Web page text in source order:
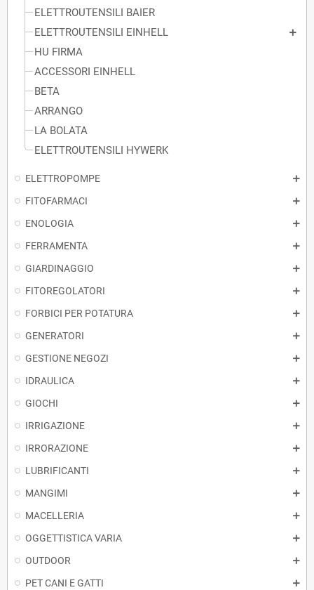
ELETTROUTENSILI BAIER
ELETTROUTENSILI EINHELL
HU FIRMA
ACCESSORI EINHELL
BETA
ARRANGO
LA BOLATA
ELETTROUTENSILI HYWERK
ELETTROPOMPE
FITOFARMACI
ENOLOGIA
FERRAMENTA
GIARDINAGGIO
FITOREGOLATORI
FORBICI PER POTATURA
GENERATORI
GESTIONE NEGOZI
IDRAULICA
GIOCHI
IRRIGAZIONE
IRRORAZIONE
LUBRIFICANTI
MANGIMI
MACELLERIA
OGGETTISTICA VARIA
OUTDOOR
PET CANI E GATTI